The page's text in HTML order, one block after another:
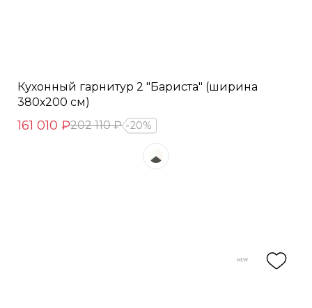
Кухонный гарнитур 2 "Бариста" (ширина
380х200 см)
161 010 ₽202 110 ₽ 20%